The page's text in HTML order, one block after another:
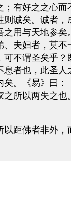
有好之之心
诚矣。诚者
用与天地参
夫妇者，莫
不谓圣矣乎？
者也，此圣
。《易》曰
所以两失之
佛者非外，